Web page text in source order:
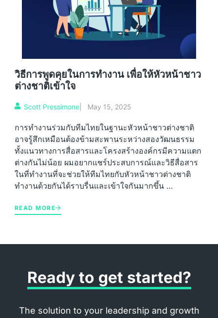
วิธีการพูดคุยในการทำงาน เพื่อให้หัวหน้าชาว
ต่างชาติเข้าใจ
Scott Pressimone May 15, 2025
การทำงานร่วมกับทีมไทยในฐานะหัวหน้าชาวต่างชาติ
อาจรู้สึกเหมือนต้องข้ามสะพานระหว่างสองวัฒนธรรม
ทั้งแนวทางการสื่อสารและโครงสร้างองค์กรมีความแตก
ต่างกันไม่น้อย ผมอยากแชร์ประสบการณ์และวิธีสื่อสาร
ในที่ทำงานที่จะช่วยให้ทีมไทยกับหัวหน้าชาวต่างชาติ
ทำงานด้วยกันได้ราบรื่นและเข้าใจกันมากขึ้น …
READ MORE
Ready to get started?
The solution to your leadership and growth